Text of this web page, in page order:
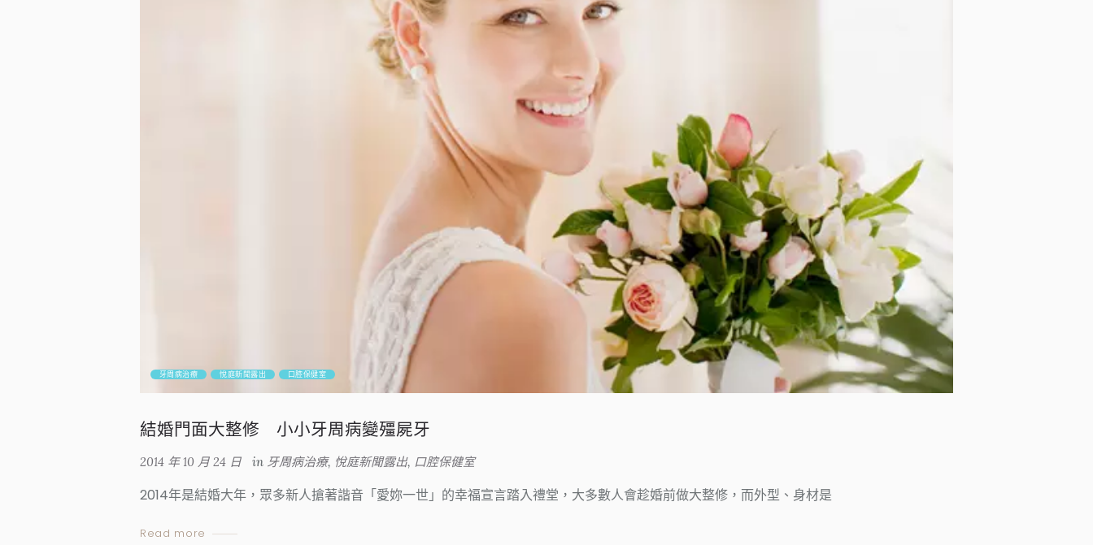
牙周病治療 悅庭新聞露出 口腔保健室
結婚門面大整修 小小牙周病變殭屍牙
2014 年 10 月 24 日 in 牙周病治療, 悅庭新聞露出, 口腔保健室
2014年是結婚大年，眾多新人搶著諧音「愛妳一世」的幸福宣言踏入禮堂，大多數人會趁婚前做大整修，而外型、身材是
Read more